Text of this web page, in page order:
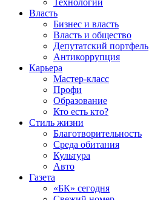
Технологии
Власть
Бизнес и власть
Власть и общество
Депутатский портфель
Антикоррупция
Карьера
Мастер-класс
Профи
Образование
Кто есть кто?
Стиль жизни
Благотворительность
Среда обитания
Культура
Авто
Газета
«БК» сегодня